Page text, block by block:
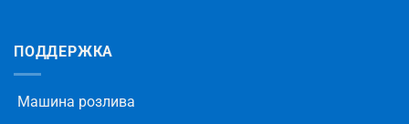
ПОДДЕРЖКА
Машина розлива